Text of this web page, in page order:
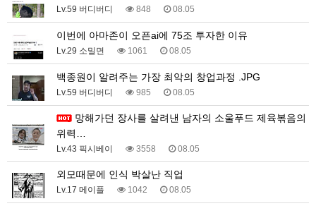
Lv.59 버디버디 848 08.05
이번에 아마존이 오픈ai에 75조 투자한 이유
Lv.29 소밀면 1061 08.05
백종원이 알려주는 가장 최악의 창업과정 .JPG
Lv.59 버디버디 985 08.05
위력…
Lv.43 픽시베이 3558 08.05
외모때문에 인식 박살난 직업
Lv.17 메이플 1042 08.05